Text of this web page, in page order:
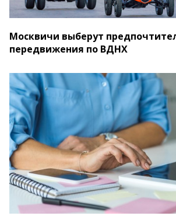
Москвичи выберут
передвижения по ВДНХ